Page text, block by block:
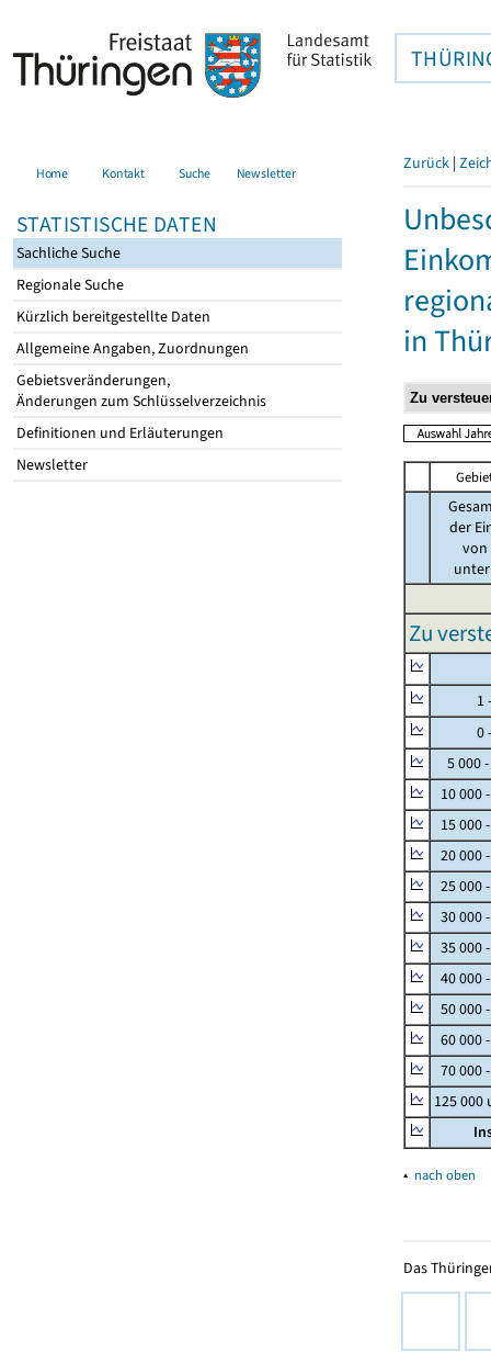
Home Kontakt Suche Newsletter
STATISTISCHE DATEN
Sachliche Suche
Regionale Suche
Kürzlich bereitgestellte Daten
Allgemeine Angaben, Zuordnungen
Gebietsveränderungen,
Änderungen zum Schlüsselverzeichnis
Definitionen und Erläuterungen
Newsletter
Zurück |
in
der
von
unter
Zu
1 -
0 -
5 000
10 000
15 000
20 000
25 000
30 000
35 000
40 000
50 000
60 000
70 000
125
▴ nach oben
Das